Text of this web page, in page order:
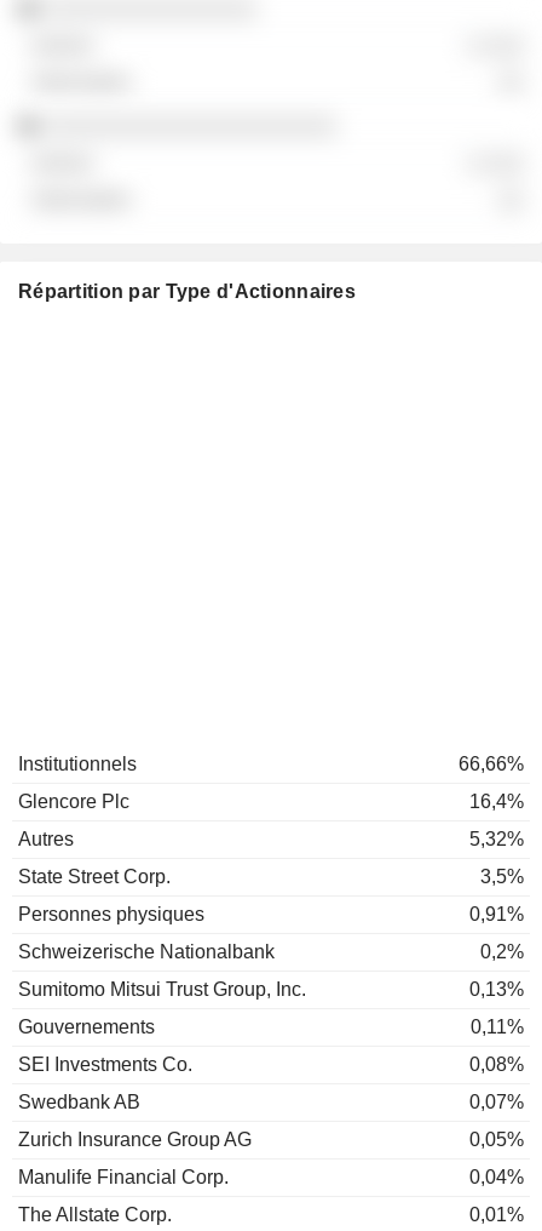
Répartition par Type d'Actionnaires
Institutionnels
66,66%
Glencore Plc
16,4%
Autres
5,32%
State Street Corp.
3,5%
Personnes physiques
0,91%
Schweizerische Nationalbank
0,2%
Sumitomo Mitsui Trust Group, Inc.
0,13%
Gouvernements
0,11%
SEI Investments Co.
0,08%
Swedbank AB
0,07%
Zurich Insurance Group AG
0,05%
Manulife Financial Corp.
0,04%
The Allstate Corp.
0,01%